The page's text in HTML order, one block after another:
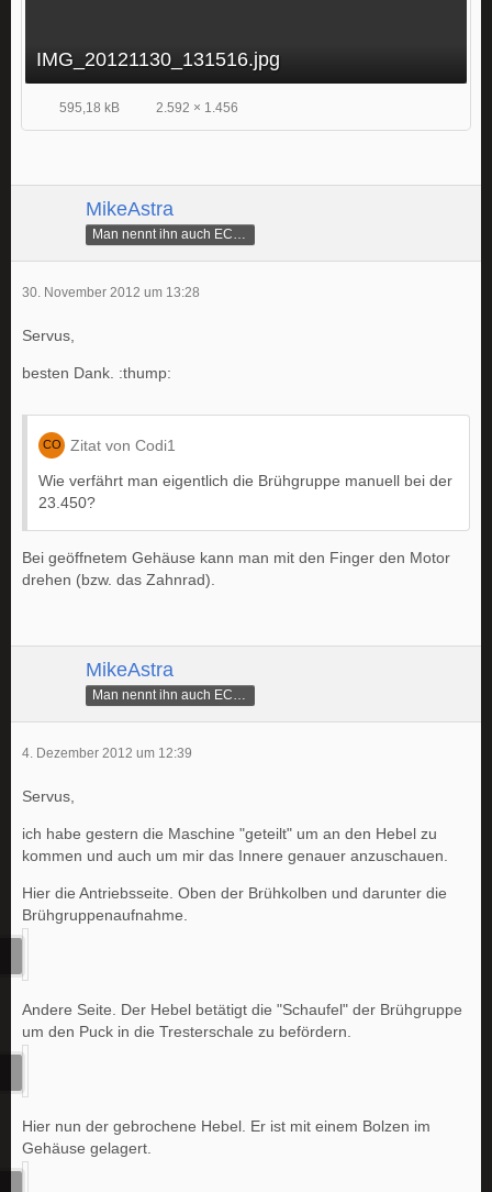
IMG_20121130_131516.jpg
595,18 kB 2.592 × 1.456
MikeAstra
Man nennt ihn auch ECAMike
30. November 2012 um 13:28
Servus,
besten Dank. :thump:
Zitat von Codi1
Wie verfährt man eigentlich die Brühgruppe manuell bei der
23.450?
Bei geöffnetem Gehäuse kann man mit den Finger den Motor
drehen (bzw. das Zahnrad).
MikeAstra
Man nennt ihn auch ECAMike
4. Dezember 2012 um 12:39
Servus,
ich habe gestern die Maschine "geteilt" um an den Hebel zu
kommen und auch um mir das Innere genauer anzuschauen.
Hier die Antriebsseite. Oben der Brühkolben und darunter die
Brühgruppenaufnahme.
Andere Seite. Der Hebel betätigt die "Schaufel" der Brühgruppe
um den Puck in die Tresterschale zu befördern.
Hier nun der gebrochene Hebel. Er ist mit einem Bolzen im
Gehäuse gelagert.